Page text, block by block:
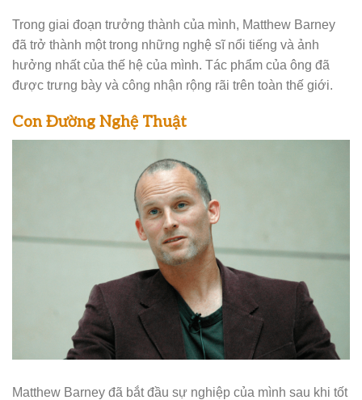
Trong giai đoạn trưởng thành của mình, Matthew Barney
đã trở thành một trong những nghệ sĩ nổi tiếng và ảnh
hưởng nhất của thế hệ của mình. Tác phẩm của ông đã
được trưng bày và công nhận rộng rãi trên toàn thế giới.
Con Đường Nghệ Thuật
Matthew Barney đã bắt đầu sự nghiệp của mình sau khi tốt